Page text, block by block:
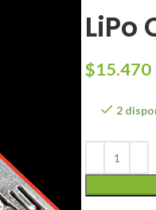
LiPo
$15.470
2